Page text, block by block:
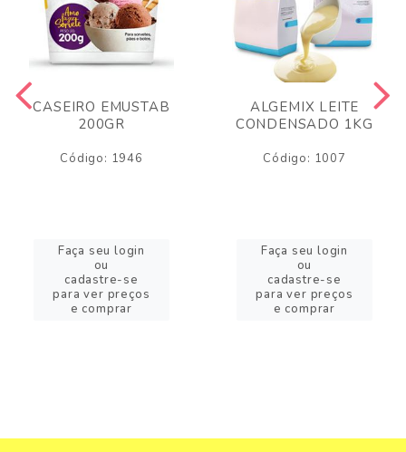
CASEIRO EMUSTAB
200GR
Código: 1946
Faça seu login
ou
cadastre-se
para ver preços
e comprar
ALGEMIX LEITE
CONDENSADO 1KG
Código: 1007
Faça seu login
ou
cadastre-se
para ver preços
e comprar